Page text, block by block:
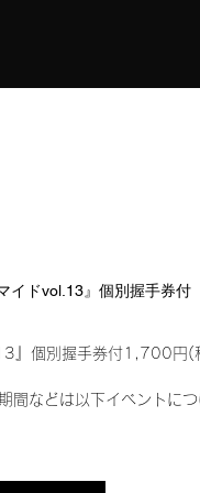
イドvol.13』個別握手券付
』個別握手券付1,700円(
間などは以下イベントに